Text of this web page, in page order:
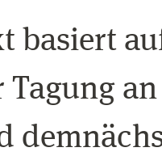
basiert
Tagung